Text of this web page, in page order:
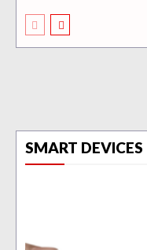
SMART DEVICES